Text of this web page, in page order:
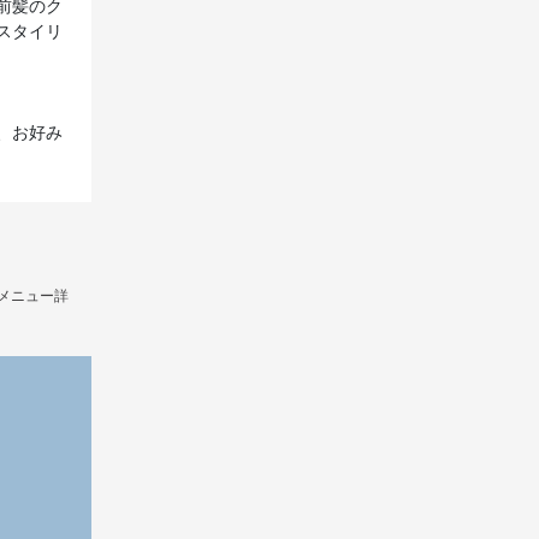
髪のク
タイリ
お好み
ニュー詳